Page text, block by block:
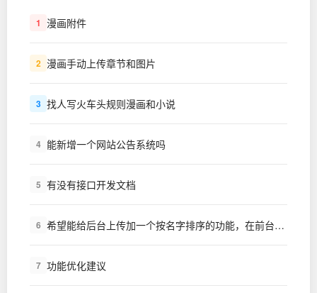
1 漫画附件
2 漫画手动上传章节和图片
3 找人写火车头规则漫画和小说
4 能新增一个网站公告系统吗
5 有没有接口开发文档
6 希望能给后台上传加一个按名字排序的功能，在前台上传之后，又要跑到后台审核，挺麻烦的
7 功能优化建议